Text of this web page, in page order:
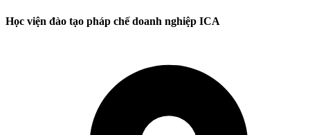
Học viện đào tạo pháp chế doanh nghiệp ICA